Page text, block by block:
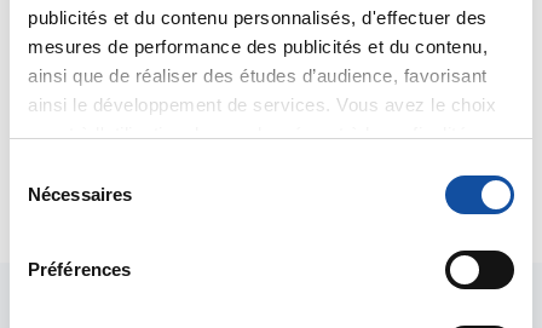
publicités et du contenu personnalisés, d'effectuer des
mesures de performance des publicités et du contenu,
ainsi que de réaliser des études d’audience, favorisant
ainsi le développement de services. Vous avez le choix
quant à l'utilisation de vos données et à leurs finalités.
tout moment en consultant la Déclaration relative aux
cookies ou en cliquant sur l'icône de confidentialité.
Si vous le permettez, nous aimerions également :
Nécessaires
Préférences
Merci , avec ce type de cancer le mieux ne serait il
pas la mamectomie total, mon medecin traitant m' a
dit qu ils allaient me le proposer .
Citer